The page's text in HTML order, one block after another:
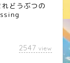
れどうぶつの
2547 view